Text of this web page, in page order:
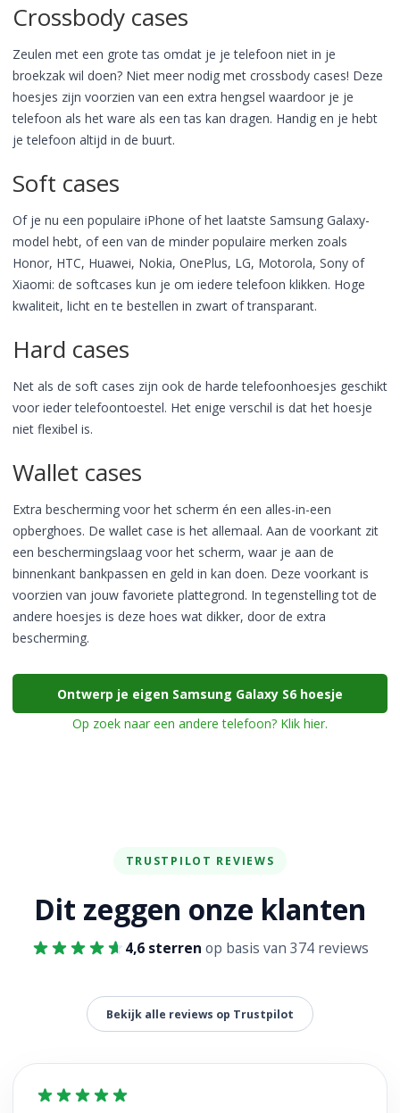
Crossbody cases
Zeulen met een grote tas omdat je je telefoon niet in je
broekzak wil doen? Niet meer nodig met crossbody cases! Deze
hoesjes zijn voorzien van een extra hengsel waardoor je je
telefoon als het ware als een tas kan dragen. Handig en je hebt
je telefoon altijd in de buurt.
Soft cases
Of je nu een populaire iPhone of het laatste Samsung Galaxy-
model hebt, of een van de minder populaire merken zoals
Honor, HTC, Huawei, Nokia, OnePlus, LG, Motorola, Sony of
Xiaomi: de softcases kun je om iedere telefoon klikken. Hoge
kwaliteit, licht en te bestellen in zwart of transparant.
Hard cases
Net als de soft cases zijn ook de harde telefoonhoesjes geschikt
voor ieder telefoontoestel. Het enige verschil is dat het hoesje
niet flexibel is.
Wallet cases
Extra bescherming voor het scherm én een alles-in-een
opberghoes. De wallet case is het allemaal. Aan de voorkant zit
een beschermingslaag voor het scherm, waar je aan de
binnenkant bankpassen en geld in kan doen. Deze voorkant is
voorzien van jouw favoriete plattegrond. In tegenstelling tot de
andere hoesjes is deze hoes wat dikker, door de extra
bescherming.
Ontwerp je eigen Samsung Galaxy S6 hoesje
Op zoek naar een andere telefoon? Klik hier.
TRUSTPILOT REVIEWS
Dit zeggen onze klanten
4,6 sterren op basis van 374 reviews
Bekijk alle reviews op Trustpilot